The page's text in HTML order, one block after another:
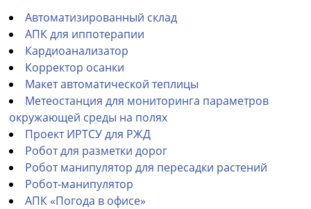
Автоматизированный склад
АПК для иппотерапии
Кардиоанализатор
Корректор осанки
Макет автоматической теплицы
Метеостанция для мониторинга параметров
окружающей среды на полях
Проект ИРТСУ для РЖД
Робот для разметки дорог
Робот манипулятор для пересадки растений
Робот-манипулятор
АПК «Погода в офисе»